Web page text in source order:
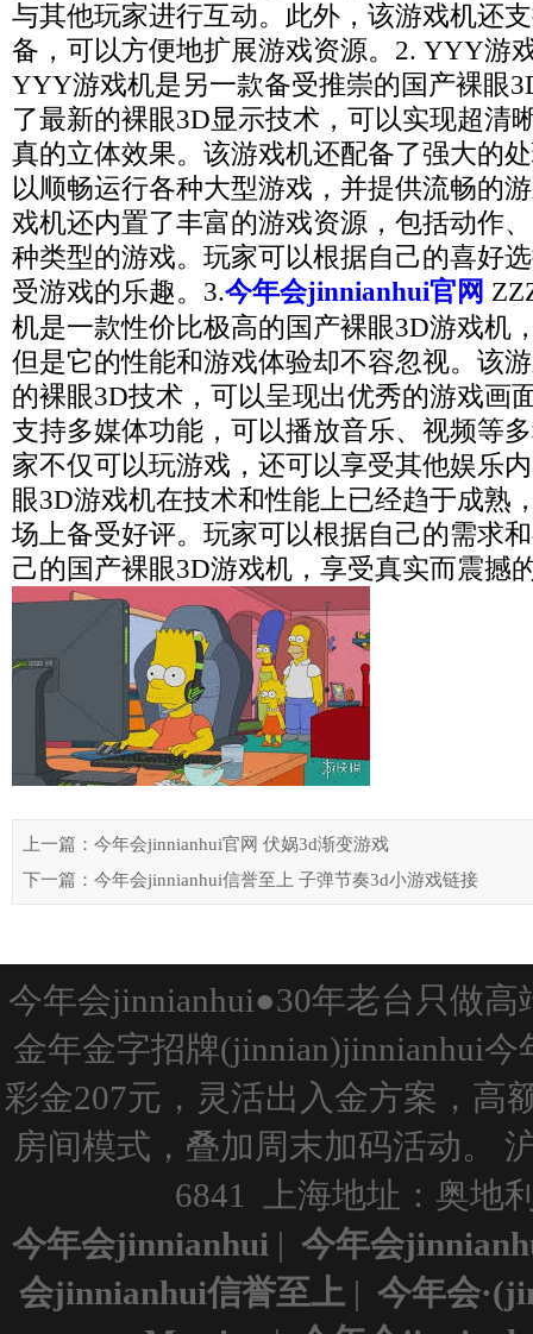
与其他玩家进行互动。此外，该游戏机还
备，可以方便地扩展游戏资源。2. YYY游
YYY游戏机是另一款备受推崇的国产裸眼
了最新的裸眼3D显示技术，可以实现超清
真的立体效果。该游戏机还配备了强大的
以顺畅运行各种大型游戏，并提供流畅的
戏机还内置了丰富的游戏资源，包括动作
种类型的游戏。玩家可以根据自己的喜好
受游戏的乐趣。3.今年会jinnianhui官网
机是一款性价比极高的国产裸眼3D游戏机
但是它的性能和游戏体验却不容忽视。该
的裸眼3D技术，可以呈现出优秀的游戏画
支持多媒体功能，可以播放音乐、视频等
家不仅可以玩游戏，还可以享受其他娱乐
眼3D游戏机在技术和性能上已经趋于成熟
场上备受好评。玩家可以根据自己的需求
己的国产裸眼3D游戏机，享受真实而震撼
上一篇：今年会jinnianhui官网 伏娲3d渐变游戏
下一篇：今年会jinnianhui信誉至上 子弹节奏3d小游戏链接
今年会jinnianhui●30年老台只做
金年金字招牌(jinnian)jinnianhui
彩金207元，灵活出入金方案，高
房间模式，叠加周末加码活动。
6841 上海地址：奥地
今年会jinnianhui | 今年会
会jinnianhui信誉至上 | 今年会